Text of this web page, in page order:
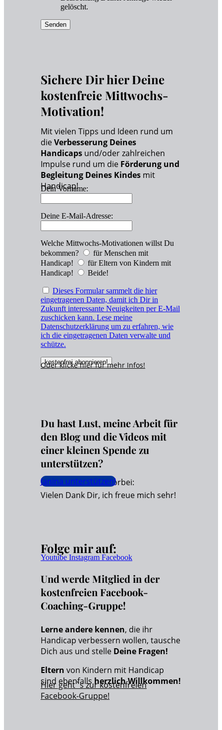
gelöscht.
Senden
Sichere Dir hier Deine
kostenfreie Mittwochs-
Motivation!
Mit vielen Tipps und Ideen rund um
dieVerbesserung Deines
Handicaps und/oder zahlreichen
Impulse rund um die Förderung und
Begleitung Deines Kindes mit
Handicap!
Dein Vorname:
Deine E-Mail-Adresse:
Welche Mittwochs-Motivationen willst Du
bekommen?
für Menschen mit
Handicap!
für Eltern von Kindern mit
Handicap!
Beide!
Dieses Formular sammelt die hier
eingetragenen Daten, damit ich Dir in
Zukunft interessante Neuigkeiten per E-Mail
zuschicken kann. Lese meine
Datenschutzerklärung um zu erfahren, wie
ich die eingetragenen Daten verwalte und
schütze.
Oder klicke hier fürmehr Infos!
Du hast Lust, meine Arbeit für
den Blog und die Videos mit
einer kleinen Spende zu
unterstützen?
Dann schaue hier vorbei:
Janina unterstützen!
Vielen Dank Dir, ich freue mich sehr!
Folge mir auf:
Youtube Instagram Facebook
Und werde Mitglied in der
kostenfreien Facebook-
Coaching-Gruppe!
Lerne andere kennen, die ihr
Handicap verbessern wollen, tausche
Dich aus und stelle Deine Fragen!
Eltern von Kindern mit Handicap
sind ebenfallsherzlich Willkommen!
Hier geht`s zur kostenfreien
Facebook-Gruppe!